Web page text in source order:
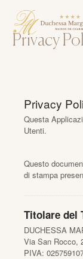
Privacy
Privacy
Questa
Utenti.
Questo
di stampa
Titolare del
DUCHESSA
Via San Rocco,
PIVA: